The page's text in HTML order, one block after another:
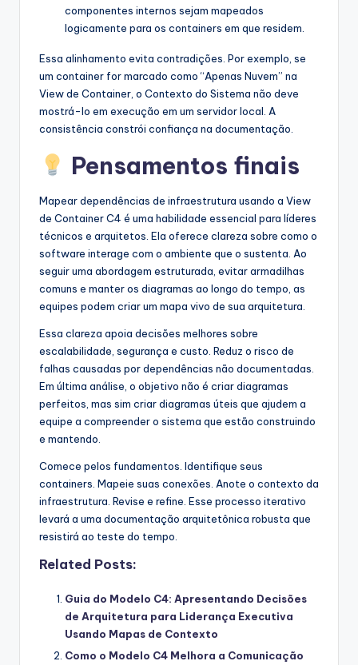
componentes internos sejam mapeados
logicamente para os containers em que residem.
Essa alinhamento evita contradições. Por exemplo, se
um container for marcado como “Apenas Nuvem” na
View de Container, o Contexto do Sistema não deve
mostrá-lo em execução em um servidor local. A
consistência constrói confiança na documentação.
Pensamentos finais
Mapear dependências de infraestrutura usando a View
de Container C4 é uma habilidade essencial para líderes
técnicos e arquitetos. Ela oferece clareza sobre como o
software interage com o ambiente que o sustenta. Ao
seguir uma abordagem estruturada, evitar armadilhas
comuns e manter os diagramas ao longo do tempo, as
equipes podem criar um mapa vivo de sua arquitetura.
Essa clareza apoia decisões melhores sobre
escalabilidade, segurança e custo. Reduz o risco de
falhas causadas por dependências não documentadas.
Em última análise, o objetivo não é criar diagramas
perfeitos, mas sim criar diagramas úteis que ajudem a
equipe a compreender o sistema que estão construindo
e mantendo.
Comece pelos fundamentos. Identifique seus
containers. Mapeie suas conexões. Anote o contexto da
infraestrutura. Revise e refine. Esse processo iterativo
levará a uma documentação arquitetônica robusta que
resistirá ao teste do tempo.
Related Posts:
Guia do Modelo C4: Apresentando Decisões
de Arquitetura para Liderança Executiva
Usando Mapas de Contexto
Como o Modelo C4 Melhora a Comunicação